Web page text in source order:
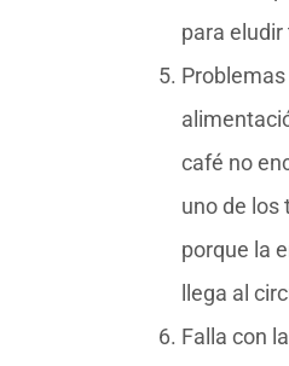
para
café no
uno de los
porque la
llega al
Falla con